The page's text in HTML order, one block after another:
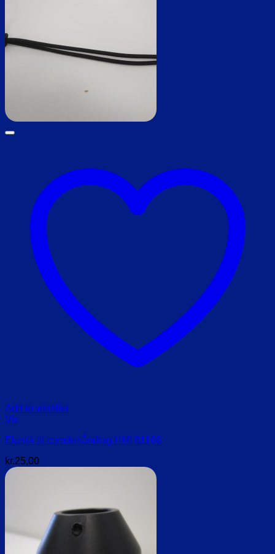
Add to wishlist
Vis
Elastik til comdehåndtag HMI 81166
kr.25,00